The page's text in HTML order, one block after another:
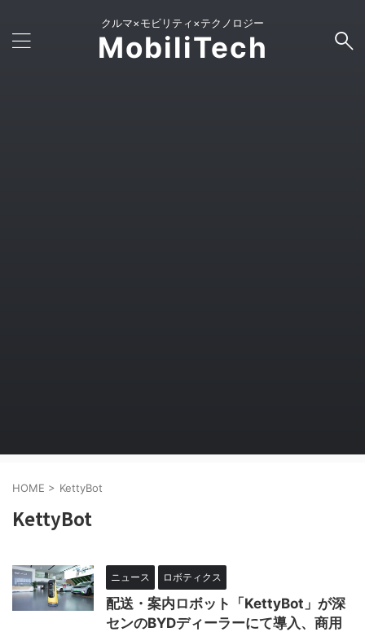
クルマ×モビリティ×テクノロジー
MobiliTech
HOME > KettyBot
KettyBot
ニュース ロボティクス
配送・案内ロボット「KettyBot」が深
センのBYDディーラーにて導入、商用